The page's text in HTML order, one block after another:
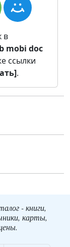
в
mobi doc
ссылки
.
- книги,
карты,